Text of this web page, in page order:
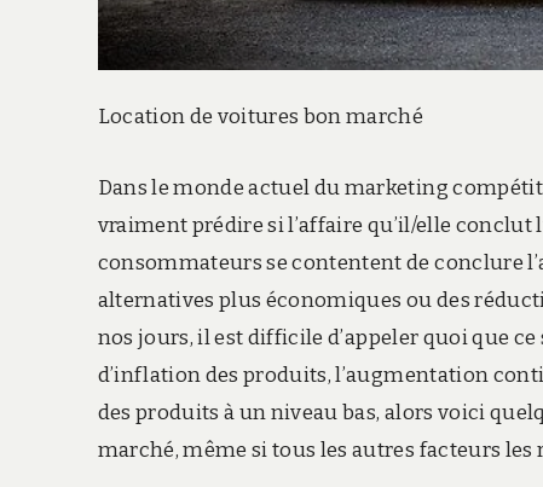
Location de voitures bon marché
Dans le monde actuel du marketing
vraiment prédire si l’affaire qu’il/elle
consommateurs se contentent de conclure
alternatives plus économiques ou des
nos jours, il est difficile d’appeler quoi que
d’inflation des produits, l’augmentation
des produits à un niveau bas, alors voici
marché, même si tous les autres facteurs les